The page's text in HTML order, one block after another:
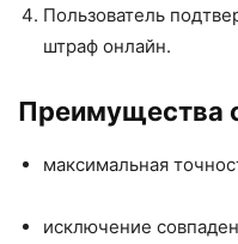
Пользователь
штраф онлайн.
Преимущества
максимальная
исключение